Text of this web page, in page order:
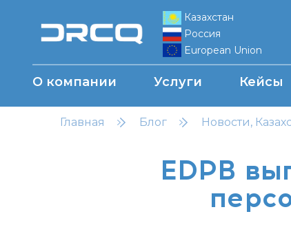
Казахстан
Россия
European Union
О компании Услуги Кейсы
Главная Блог Новости,
EDPB